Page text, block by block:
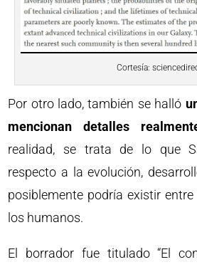
Cortesía:
Por otro lado, también se halló
mencionan detalles
realidad, se trata de lo que
respecto a la evolución,
posiblemente podría existir
los humanos.
El borrador fue titulado “El